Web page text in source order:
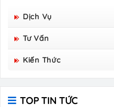
Dịch Vụ
Tư Vấn
Tấm Sàn Grating
Group Sản Xuất
Kiến Thức
TOP TIN TỨC